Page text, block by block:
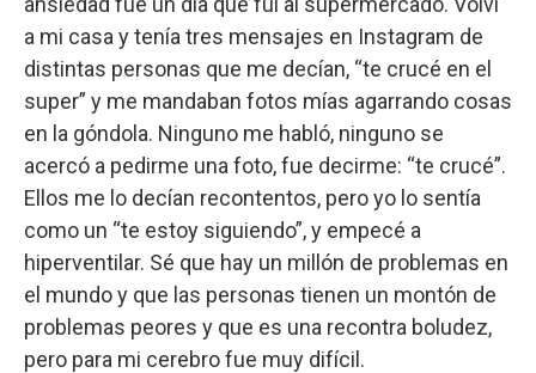
a mi casa y tenía tres mensajes en Instagram de
distintas personas que me decían, “te crucé en el
super” y me mandaban fotos mías agarrando cosas
en la góndola. Ninguno me habló, ninguno se
acercó a pedirme una foto, fue decirme: “te crucé”.
Ellos me lo decían recontentos, pero yo lo sentía
como un “te estoy siguiendo”, y empecé a
hiperventilar. Sé que hay un millón de problemas en
el mundo y que las personas tienen un montón de
problemas peores y que es una recontra boludez,
pero para mi cerebro fue muy difícil.